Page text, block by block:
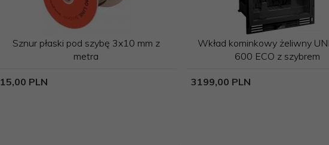
Sznur płaski pod szybę 3x10 mm z
metra
15,00 PLN
Wkład kominkowy żeliwny
600 ECO z szybrem
3199,00 PLN